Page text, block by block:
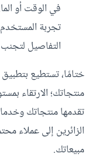
في الوقت أو
تجربة
التفاصيل
ختامًا، تستطيع
منتجاتك؛ الارتقاء
تقدمها منتجاتك
الزائرين إلى عملاء
مبيعاتك.